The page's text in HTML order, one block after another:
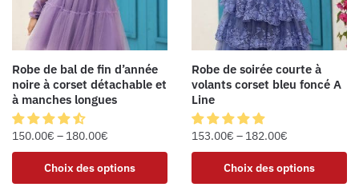
Robe de bal de fin d’année
noire à corset détachable et
à manches longues
150.00€ – 180.00€
Choix des options
Robe de soirée courte à
volants corset bleu foncé A
Line
153.00€ – 182.00€
Choix des options